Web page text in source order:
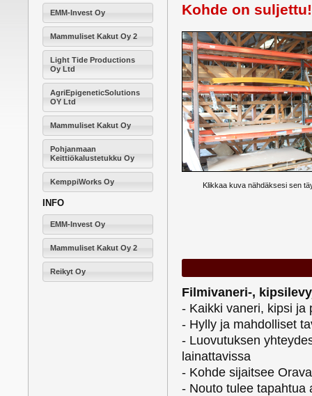
EMM-Invest Oy
Mammuliset Kakut Oy 2
Light Tide Productions
Oy Ltd
AgriEpigeneticSolutions
OY Ltd
Mammuliset Kakut Oy
Pohjanmaan
Keittiökalustetukku Oy
KemppiWorks Oy
INFO
EMM-Invest Oy
Mammuliset Kakut Oy 2
Reikyt Oy
Kohde on suljettu!
Klikkaa kuva nähdäksesi sen
Filmivaneri-,
- Kaikki vaneri, kipsi ja
- Hylly ja mahdolliset
- Luovutuksen
lainattavissa
- Kohde sijaitsee
- Nouto tulee tapahtua